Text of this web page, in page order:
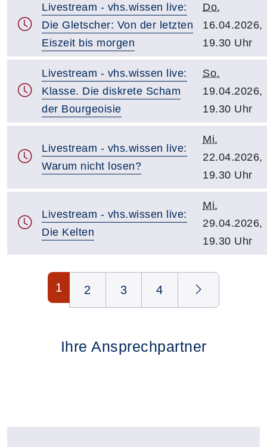
Livestream - vhs.wissen live:
Die Gletscher: Von der letzten
Eiszeit bis morgen
Do.
16.04.2026,
19.30 Uhr
Livestream - vhs.wissen live:
Klasse. Die diskrete Scham
der Bourgeoisie
So.
19.04.2026,
19.30 Uhr
Livestream - vhs.wissen live:
Warum nicht losen?
Mi.
22.04.2026,
19.30 Uhr
Livestream - vhs.wissen live:
Die Kelten
Mi.
29.04.2026,
19.30 Uhr
Seite 1 von 4
1 2 3 4
Ihre Ansprechpartner